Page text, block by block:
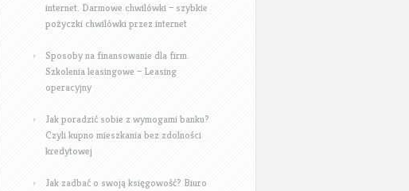
internet. Darmowe chwilówki – szybkie
pożyczki chwilówki przez internet
Sposoby na finansowanie dla firm.
Szkolenia leasingowe – Leasing
operacyjny
Jak poradzić sobie z wymogami banku?
Czyli kupno mieszkania bez zdolności
kredytowej
Jak zadbać o swoją księgowość? Biuro